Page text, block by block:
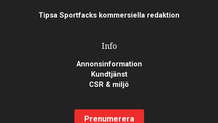
Tipsa Sportfacks kommersiella redaktion
Info
Annonsinformation
Kundtjänst
CSR & miljö
Prenumerera